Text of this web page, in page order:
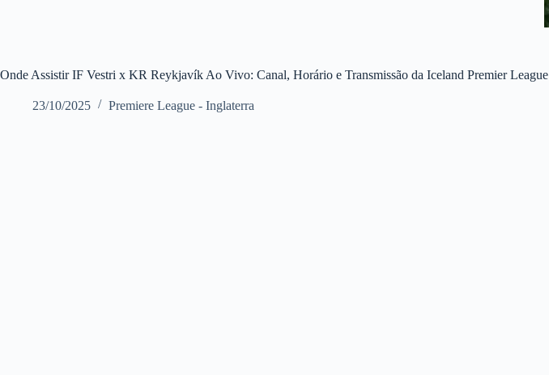
Onde Assistir IF Vestri x KR Reykjavík Ao Vivo: Canal, Horário e Transmissão da Iceland Premier League
23/10/2025 Premiere League - Inglaterra